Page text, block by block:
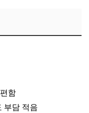
함
부담 적음